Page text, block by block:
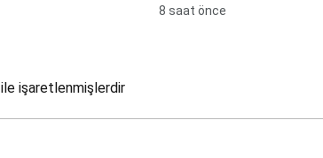
ARTIRIMINA ONAY
8 saat önce
ile işaretlenmişlerdir